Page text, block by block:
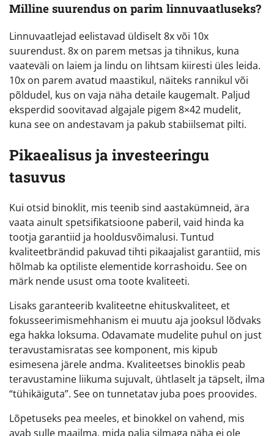
Milline suurendus on parim linnuvaatluseks?
Linnuvaatlejad eelistavad üldiselt 8x või 10x
suurendust. 8x on parem metsas ja tihnikus, kuna
vaateväli on laiem ja lindu on lihtsam kiiresti üles leida.
10x on parem avatud maastikul, näiteks rannikul või
põldudel, kus on vaja näha detaile kaugemalt. Paljud
eksperdid soovitavad algajale pigem 8×42 mudelit,
kuna see on andestavam ja pakub stabiilsemat pilti.
Pikaealisus ja investeeringu
tasuvus
Kui otsid binoklit, mis teenib sind aastakümneid, ära
vaata ainult spetsifikatsioone paberil, vaid hinda ka
tootja garantiid ja hooldusvõimalusi. Tuntud
kvaliteetbrändid pakuvad tihti pikaajalist garantiid, mis
hõlmab ka optiliste elementide korrashoidu. See on
märk nende usust oma toote kvaliteeti.
Lisaks garanteerib kvaliteetne ehituskvaliteet, et
fokusseerimismehhanism ei muutu aja jooksul lõdvaks
ega hakka loksuma. Odavamate mudelite puhul on just
teravustamisratas see komponent, mis kipub
esimesena järele andma. Kvaliteetses binoklis peab
teravustamine liikuma sujuvalt, ühtlaselt ja täpselt, ilma
“tühikäiguta”. See on tunnetatav juba poes proovides.
Lõpetuseks pea meeles, et binokkel on vahend, mis
avab sulle maailma, mida palja silmaga näha ei ole